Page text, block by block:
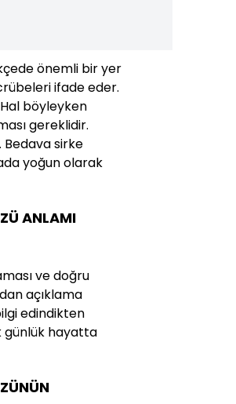
önemli bir yer
ifade eder.
Hal böyleyken
gereklidir.
Bedava sirke
yoğun olarak
ANLAMI
ve doğru
açıklama
edindikten
günlük hayatta